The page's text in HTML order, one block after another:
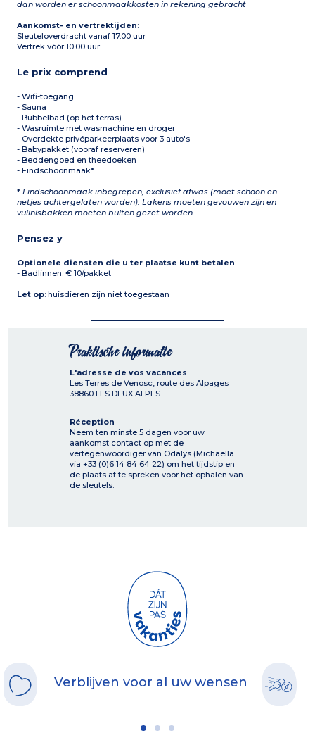
dan worden er schoonmaakkosten in rekening gebracht
Aankomst- en vertrektijden:
Sleuteloverdracht vanaf 17.00 uur
Vertrek vóór 10.00 uur
Le prix comprend
- Wifi-toegang
- Sauna
- Bubbelbad (op het terras)
- Wasruimte met wasmachine en droger
- Overdekte privéparkeerplaats voor 3 auto's
- Babypakket (vooraf reserveren)
- Beddengoed en theedoeken
- Eindschoonmaak*
*Eindschoonmaak inbegrepen, exclusief afwas (moet schoon en
netjes achtergelaten worden). Lakens moeten gevouwen zijn en
vuilnisbakken moeten buiten gezet worden
Pensez y
Optionele diensten die u ter plaatse kunt betalen:
- Badlinnen: € 10/pakket
Let op: huisdieren zijn niet toegestaan
Praktische informatie
L'adresse de vos vacances
Les Terres de Venosc, route des Alpages
38860 LES DEUX ALPES
Réception
Neem ten minste 5 dagen voor uw
aankomst contact op met de
vertegenwoordiger van Odalys (Michaella
via +33 (0)6 14 84 64 22) om het tijdstip en
de plaats af te spreken voor het ophalen van
de sleutels.
Verblijven voor al uw wensen